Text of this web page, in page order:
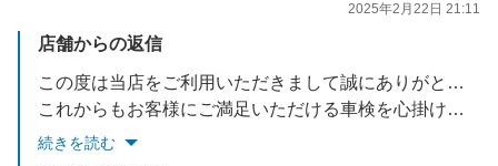
2025年2月22日 21:11
店舗からの返信
この度は当店をご利用いただきまして誠にありがとうございました。
これからもお客様にご満足いただける車検を心掛けて参ります。
またのご利用お待ちしております。
続きを読む